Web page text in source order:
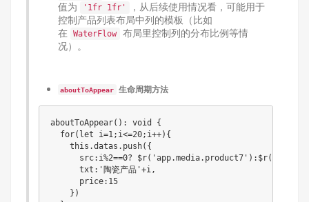
值为
'1fr 1fr'
，从后续使用情况看，可能用于
控制产品列表布局中列的模板（比如
在
WaterFlow
布局里控制列的分布比例等情
况）。
aboutToAppear 生命周期方法
aboutToAppear(): void {
  for(let i=1;i<=20;i++){
    this.datas.push({
src:i%2==0?
      txt:'陶瓷产品'+i,
      price:15
    })